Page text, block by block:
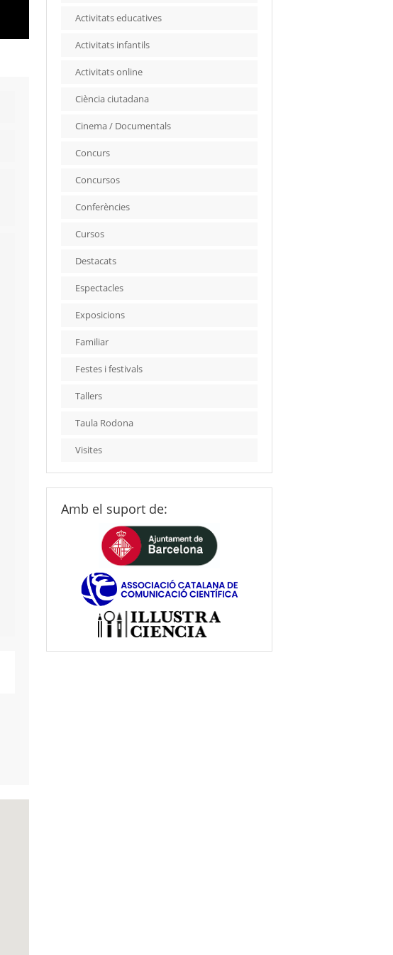
Activitats educatives
Activitats infantils
Activitats online
Ciència ciutadana
Cinema / Documentals
Concurs
Concursos
Conferències
Cursos
Destacats
Espectacles
Exposicions
Familiar
Festes i festivals
Tallers
Taula Rodona
Visites
Amb el suport de: